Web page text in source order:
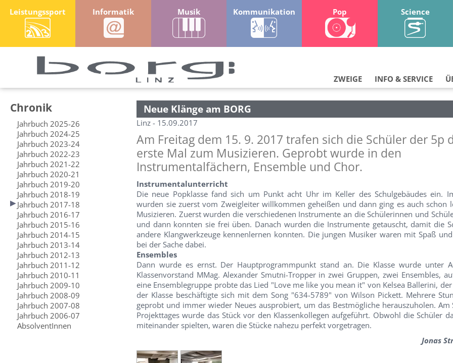
Leistungssport Informatik Musik Kommunikation Pop Science
INFO & SERVICE
ZWEIGE
Chronik
Jahrbuch 2025-26
Jahrbuch 2024-25
Jahrbuch 2023-24
Jahrbuch 2022-23
Jahrbuch 2021-22
Jahrbuch 2020-21
Jahrbuch 2019-20
Jahrbuch 2018-19
Jahrbuch 2017-18
Jahrbuch 2016-17
Jahrbuch 2015-16
Jahrbuch 2014-15
Jahrbuch 2013-14
Jahrbuch 2012-13
Jahrbuch 2011-12
Jahrbuch 2010-11
Jahrbuch 2009-10
Jahrbuch 2008-09
Jahrbuch 2007-08
Jahrbuch 2006-07
AbsolventInnen
Neue Klänge am BORG
Linz - 15.09.2017
Am Freitag dem 15. 9. 2017 trafen sich die Schüler der 5p
erste Mal zum Musizieren. Geprobt wurde in den
Instrumentalfächern, Ensemble und Chor.
Instrumentalunterricht
Die neue Popklasse fand sich um Punkt acht Uhr im Keller des Schulgebäudes ein.
wurden sie zuerst vom Zweigleiter willkommen geheißen und dann ging es auch schon
Musizieren. Zuerst wurden die verschiedenen Instrumente an die Schülerinnen und
und dann konnten sie frei üben. Danach wurden die Instrumente getauscht, damit die
andere Klangwerkzeuge kennenlernen konnten. Die jungen Musiker waren mit Spaß
bei der Sache dabei.
Ensembles
Dann wurde es ernst. Der Hauptprogrammpunkt stand an. Die Klasse wurde unter
Klassenvorstand MMag. Alexander Smutni-Tropper in zwei Gruppen, zwei Ensembles,
eine Ensemblegruppe probte das Lied "Love me like you mean it" von Kelsea Ballerini,
der Klasse beschäftigte sich mit dem Song "634-5789" von Wilson Pickett. Mehrere
geprobt und immer wieder Neues ausprobiert, um das Bestmögliche herauszuholen. Am
Projekttages wurde das Stück vor den Klassenkollegen aufgeführt. Obwohl die Schüler
miteinander spielten, waren die Stücke nahezu perfekt vorgetragen.
Jonas